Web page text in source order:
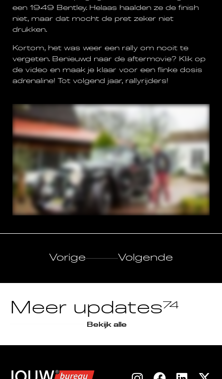
een 1949 Bentley. Helaas haalden ze de finish
niet, maar dat mocht de pret zeker niet
drukken.
Kortom, het was weer een rally om nooit te
vergeten. Benieuwd naar de aftermovie? Klik op
de video en maak je klaar voor een flinke dosis
adrenaline! Tot volgend jaar, rallyrijders!
Vorige Volgende
Meer updates74
Bekijk alle